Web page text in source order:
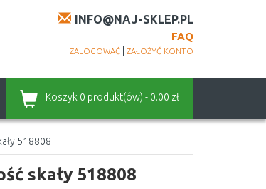
INFO@NAJ-SKLEP.PL
FAQ
ZALOGOWAĆ ZAŁOŻYĆ KONTO
Koszyk 0 produkt(ów) - 0.00 zł
518808
skały 518808